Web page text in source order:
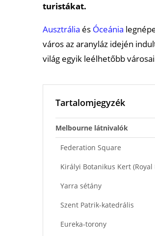
turistákat.
Ausztrália és Óceánia
város az aranyláz idején
világ egyik leélhetőbb
Tartalomjegyzék
Melbourne látnivalók
Federation Square
Királyi Botanikus Kert
Yarra sétány
Szent Patrik-katedrális
Eureka-torony